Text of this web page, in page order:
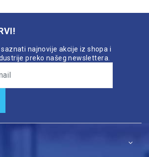
najnovije akcije iz shopa i
preko našeg newslettera.